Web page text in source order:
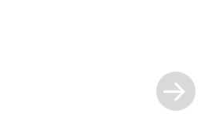
entrada »